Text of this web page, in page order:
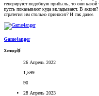
генерируют подобную прибыль, то они
пусть показывают куда вкладывают. В
стратегия им столько приносит? И так далее.
Game4anger
Холдер🥉
26 Апрель 2022
1,599
90
28 Апрель 2023